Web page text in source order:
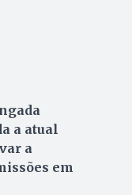
a atual
a
em